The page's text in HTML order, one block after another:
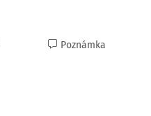
Poznámka